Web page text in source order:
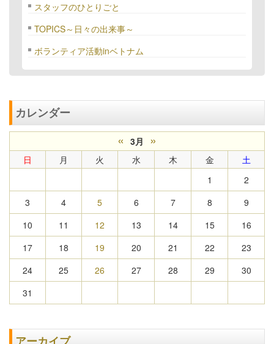
スタッフのひとりごと
TOPICS～日々の出来事～
ボランティア活動inベトナム
カレンダー
« 3月 »
日 月 火 水 木 金
土
1
2
3
4 5 6 7 8
9
10
11 12 13 14 15
16
17
18 19 20 21 22
23
24
25 26 27 28 29
30
31